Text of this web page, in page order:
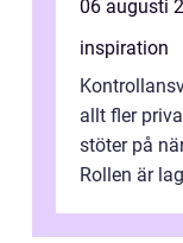
06 augusti
inspiration
allt fler
stöter på
Rollen är